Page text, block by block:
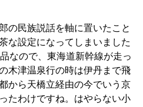
の民族説話を軸に置いたこと
な設定になってしまいました
なので、東海道新幹線が走っ
木津温泉行の時は伊丹まで飛
から天橋立経由の今でいう京
たわけですね。はやらない小